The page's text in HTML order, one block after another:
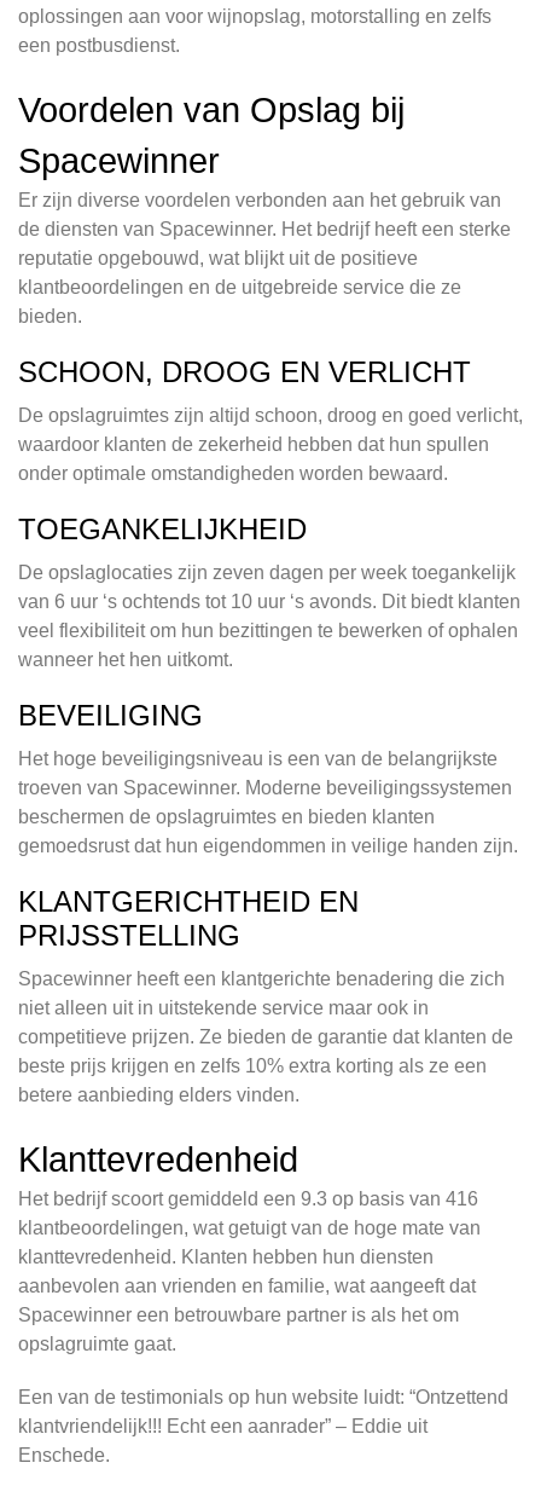
oplossingen aan voor wijnopslag, motorstalling en zelfs
een postbusdienst.
Voordelen van Opslag bij
Spacewinner
Er zijn diverse voordelen verbonden aan het gebruik van
de diensten van Spacewinner. Het bedrijf heeft een sterke
reputatie opgebouwd, wat blijkt uit de positieve
klantbeoordelingen en de uitgebreide service die ze
bieden.
SCHOON, DROOG EN VERLICHT
De opslagruimtes zijn altijd schoon, droog en goed verlicht,
waardoor klanten de zekerheid hebben dat hun spullen
onder optimale omstandigheden worden bewaard.
TOEGANKELIJKHEID
De opslaglocaties zijn zeven dagen per week toegankelijk
van 6 uur ‘s ochtends tot 10 uur ‘s avonds. Dit biedt klanten
veel flexibiliteit om hun bezittingen te bewerken of ophalen
wanneer het hen uitkomt.
BEVEILIGING
Het hoge beveiligingsniveau is een van de belangrijkste
troeven van Spacewinner. Moderne beveiligingssystemen
beschermen de opslagruimtes en bieden klanten
gemoedsrust dat hun eigendommen in veilige handen zijn.
KLANTGERICHTHEID EN
PRIJSSTELLING
Spacewinner heeft een klantgerichte benadering die zich
niet alleen uit in uitstekende service maar ook in
competitieve prijzen. Ze bieden de garantie dat klanten de
beste prijs krijgen en zelfs 10% extra korting als ze een
betere aanbieding elders vinden.
Klanttevredenheid
Het bedrijf scoort gemiddeld een 9.3 op basis van 416
klantbeoordelingen, wat getuigt van de hoge mate van
klanttevredenheid. Klanten hebben hun diensten
aanbevolen aan vrienden en familie, wat aangeeft dat
Spacewinner een betrouwbare partner is als het om
opslagruimte gaat.
Een van de testimonials op hun website luidt: “Ontzettend
klantvriendelijk!!! Echt een aanrader” – Eddie uit
Enschede.